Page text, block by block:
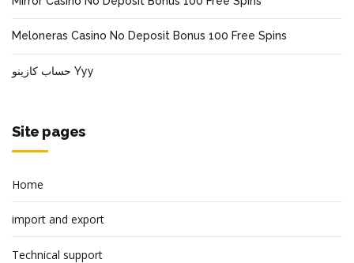
Meloneras Casino No Deposit Bonus 100 Free Spins
حساب كازينو Yyy
Site pages
Home
import and export
Technical support